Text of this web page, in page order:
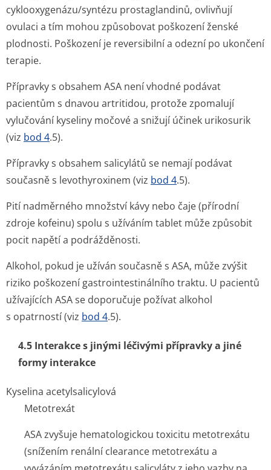
cyklooxygenázu/syn­tézu prostaglandinů, ovlivňují
ovulaci a tím mohou způsobovat poškození ženské
plodnosti. Poškození je reversibilní a odezní po ukončení
terapie.
Přípravky s obsahem ASA není vhodné podávat
pacientům s dnavou artritidou, protože zpomalují
vylučování kyseliny močové a snižují účinek urikosurik
(viz bod 4.5).
Přípravky s obsahem salicylátů se nemají podávat
současně s levothyroxinem (viz bod 4.5).
Pití nadměrného množství kávy nebo čaje (přírodní
zdroje kofeinu) spolu s užíváním tablet může způsobit
pocit napětí a podrážděnosti.
Alkohol, pokud je užíván současně s ASA, může zvýšit
riziko poškození gastrointesti­nálního traktu. U pacientů
užívajících ASA se doporučuje požívat alkohol
s opatrností (viz bod 4.5).
4.5 Interakce s jinými léčivými přípravky a jiné
formy interakce
Kyselina acetylsalicylová
Metotrexát
ASA zvyšuje hematologickou toxicitu metotrexátu
(snížením renální clearance metotrexátu a